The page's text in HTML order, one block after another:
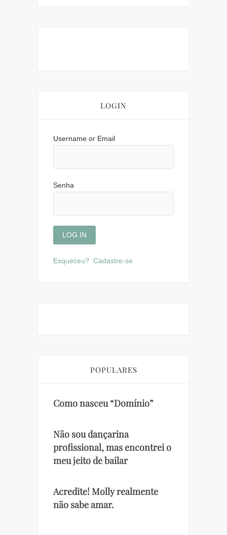
LOGIN
Username or Email
Senha
Esqueceu? Cadastre-se
POPULARES
Como nasceu “Domínio”
Não sou dançarina
profissional, mas encontrei o
meu jeito de bailar
Acredite! Molly realmente
não sabe amar.